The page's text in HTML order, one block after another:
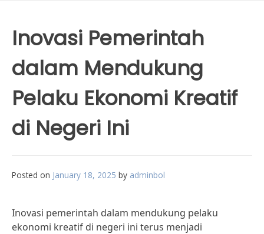
Inovasi Pemerintah
dalam Mendukung
Pelaku Ekonomi Kreatif
di Negeri Ini
Posted on January 18, 2025 by adminbol
Inovasi pemerintah dalam mendukung pelaku
ekonomi kreatif di negeri ini terus menjadi